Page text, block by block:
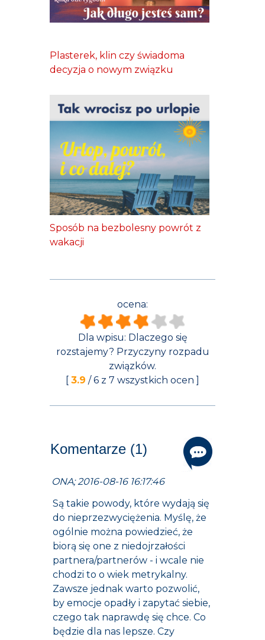
Plasterek, klin czy świadoma
decyzja o nowym związku
Sposób na bezbolesny powrót z
wakacji
ocena:
Dla wpisu: Dlaczego się
rozstajemy? Przyczyny rozpadu
związków.
[ 3.9 /6 z 7 wszystkich ocen ]
Komentarze (1)
ONA; 2016-08-16 16:17:46
Są takie powody, które wydają się
do nieprzezwyciężenia. Myślę, że
ogólnie można powiedzieć, że
biorą się one z niedojrzałości
partnera/partnerów - i wcale nie
chodzi to o wiek metrykalny.
Zawsze jednak warto pozwolić,
by emocje opadły i zapytać siebie,
czego tak naprawdę się chce. Co
będzie dla nas lepsze. Czy